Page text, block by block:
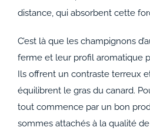
distance, qui absorbent cette
C’est là que les champignons
ferme et leur profil aromatique
Ils offrent un contraste terreux
équilibrent le gras du canard.
tout commence par un bon
sommes attachés à la qualité